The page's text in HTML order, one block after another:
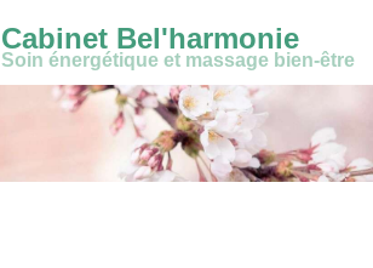
Cabinet Bel'harmonie
Soin énergétique et massage bien-être